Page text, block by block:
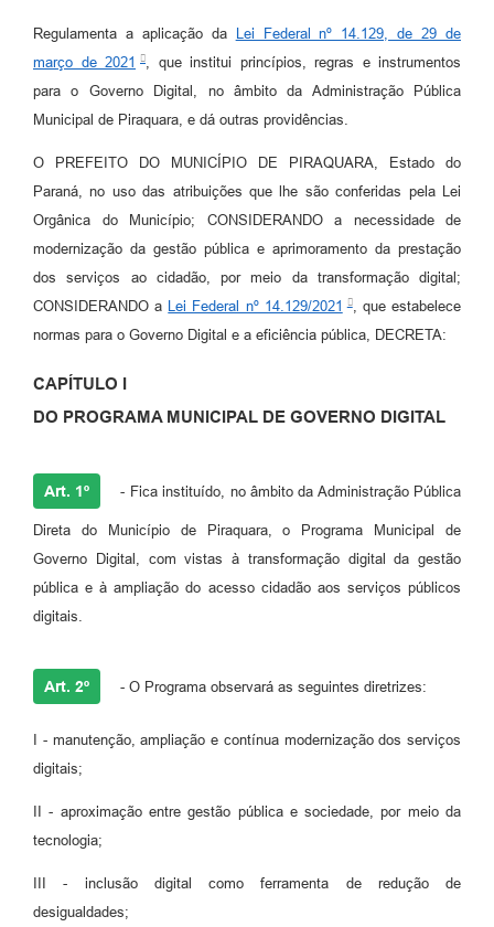
Regulamenta a aplicação da Lei Federal nº 14.129, de 29 de
março de 2021
, que institui princípios, regras e instrumentos
para o Governo Digital, no âmbito da Administração Pública
Municipal de Piraquara, e dá outras providências.
O PREFEITO DO MUNICÍPIO DE PIRAQUARA, Estado do
Paraná, no uso das atribuições que lhe são conferidas pela Lei
Orgânica do Município; CONSIDERANDO a necessidade de
modernização da gestão pública e aprimoramento da prestação
dos serviços ao cidadão, por meio da transformação digital;
CONSIDERANDO a Lei Federal nº 14.129/2021
, que estabelece
normas para o Governo Digital e a eficiência pública, DECRETA:
CAPÍTULO I
DO PROGRAMA MUNICIPAL DE GOVERNO DIGITAL
Art. 1º - Fica instituído, no âmbito da Administração Pública
Direta do Município de Piraquara, o Programa Municipal de
Governo Digital, com vistas à transformação digital da gestão
pública e à ampliação do acesso cidadão aos serviços públicos
digitais.
Art. 2º - O Programa observará as seguintes diretrizes:
I - manutenção, ampliação e contínua modernização dos serviços
digitais;
II - aproximação entre gestão pública e sociedade, por meio da
tecnologia;
III - inclusão digital como ferramenta de redução de
desigualdades;